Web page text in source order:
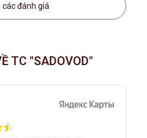
đánh giá
TC "SADOVOD"